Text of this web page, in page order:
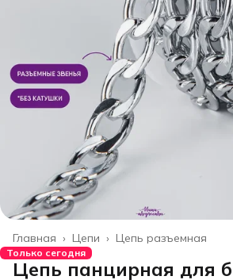
Цепь разъемная
Цепи ›
Главная ›
Только сегодня
Цепь панцирная для